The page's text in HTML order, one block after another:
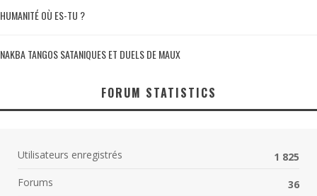
HUMANITÉ OÙ ES-TU ?
NAKBA TANGOS SATANIQUES ET DUELS DE MAUX
FORUM STATISTICS
Utilisateurs enregistrés
1 825
Forums
36